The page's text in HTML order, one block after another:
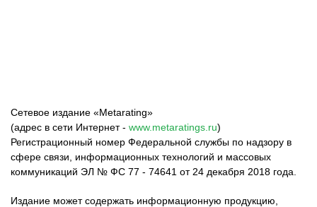
Сетевое издание «Metarating»
(адрес в сети Интернет - www.metaratings.ru)
Регистрационный номер Федеральной службы по надзору в
сфере связи, информационных технологий и массовых
коммуникаций ЭЛ № ФС 77 - 74641 от 24 декабря 2018 года.
Издание может содержать информационную продукцию,